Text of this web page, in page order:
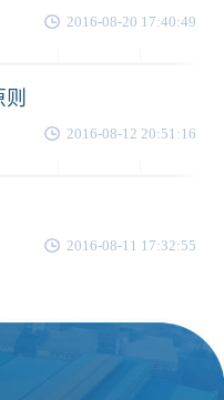
2016-08-20 17:40:49
2016-08-12 20:51:16
2016-08-11 17:32:55